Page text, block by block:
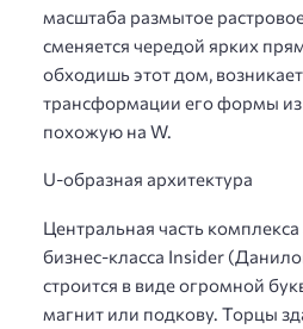
масштаба размытое
сменяется чередой ярких
обходишь этот дом,
трансформации его формы
похожую на W.
U-образная архитектура
Центральная часть
бизнес-класса Insider
строится в виде огромной
магнит или подкову. Торцы